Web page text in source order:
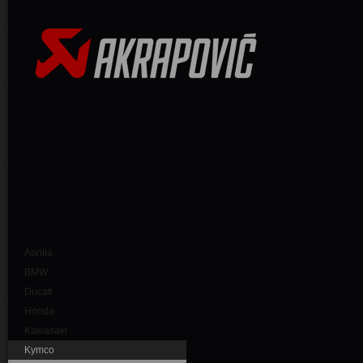
Aprilia
BMW
Ducati
Honda
Kawasaki
Kymco